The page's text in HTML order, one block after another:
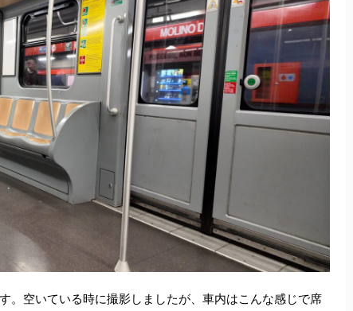
。空いている時に撮影しましたが、車内はこんな感じで席